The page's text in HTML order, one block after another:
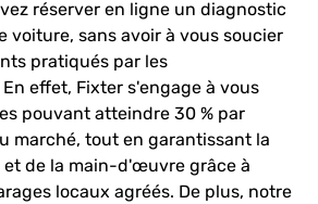
réserver en ligne un diagnostic
voiture, sans avoir à vous soucier
pratiqués par les
effet, Fixter s'engage à vous
pouvant atteindre 30 % par
marché, tout en garantissant la
et de la main-d'œuvre grâce à
locaux agréés. De plus, notre